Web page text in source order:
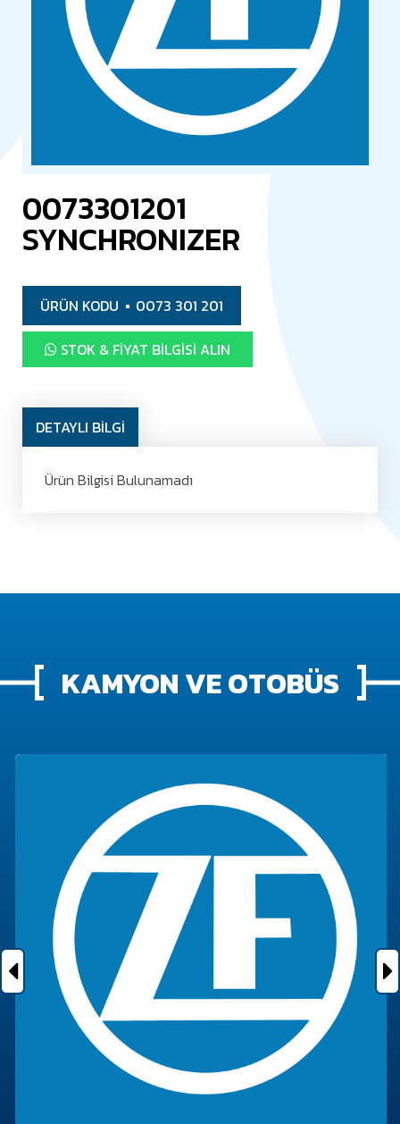
0073301201
SYNCHRONIZER
ÜRÜN KODU 0073 301 201
STOK & FIYAT BILGISI ALIN
DETAYLI BİLGİ
Ürün Bilgisi Bulunamadı
KAMYON VE OTOBÜS